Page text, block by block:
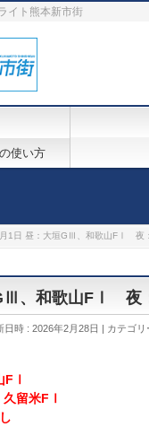
イト熊本新市街
使い方
1日 昼：大垣GⅢ、和歌山FⅠ 夜
、和歌山FⅠ 夜
日時 : 2026年2月28日 カテゴリ
FⅠ
留米FⅠ